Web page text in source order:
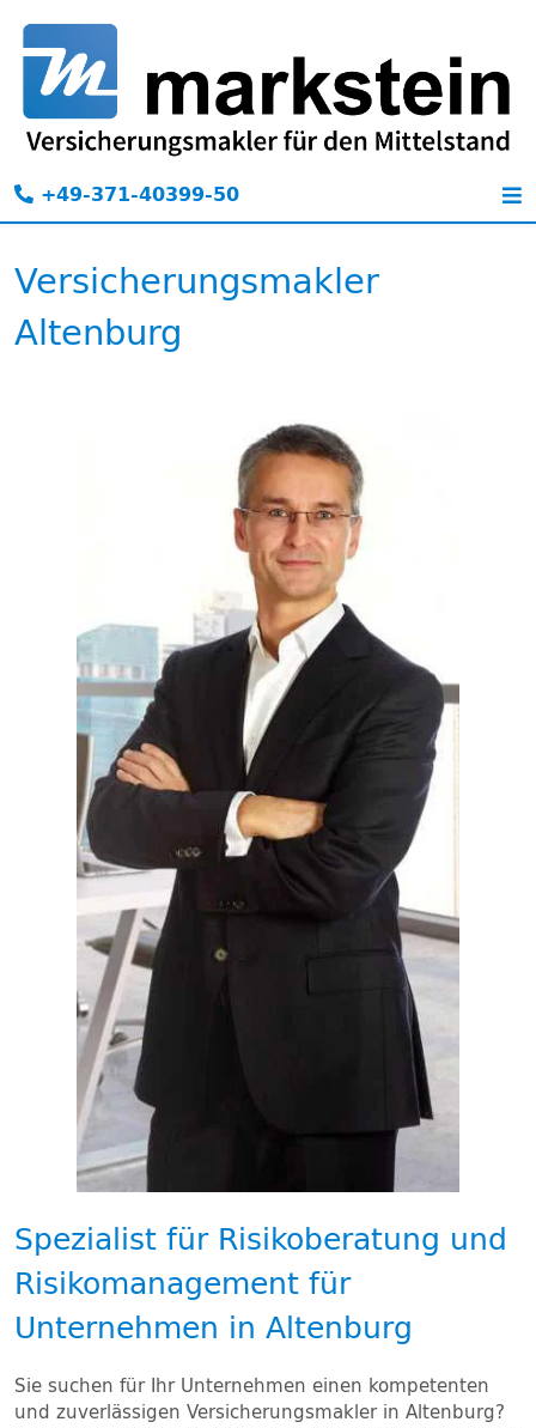
+49-371-40399-50
Versicherungsmakler
Altenburg
Spezialist für Risikoberatung und
Risikomanagement für
Unternehmen in Altenburg
Sie suchen für Ihr Unternehmen einen kompetenten
und zuverlässigen Versicherungsmakler in Altenburg?